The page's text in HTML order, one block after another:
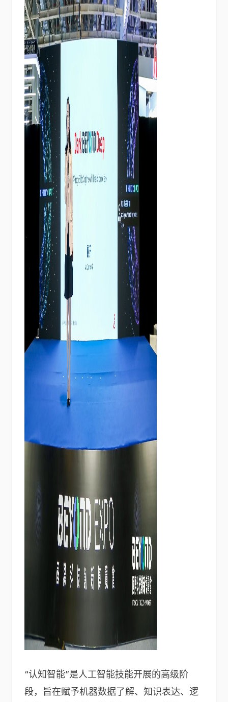
“认知智能”是人工智能技能开展的高级阶
段，旨在赋予机器数据了解、知识表达、逻